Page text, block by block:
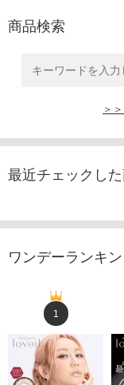
商品検索
＞
最近チェックし
ワンデーランキ
1